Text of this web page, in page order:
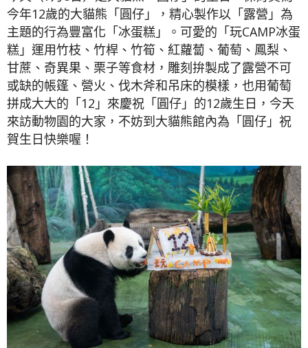
今年12歲的大貓熊「圓仔」，精心製作以「露營」為
主題的行為豐富化「冰蛋糕」。可愛的「玩CAMP冰蛋
糕」運用竹枝、竹桿、竹筍、紅蘿蔔、葡萄、鳳梨、
甘蔗、奇異果、栗子等食材，雕刻拚製成了露營不可
或缺的帳篷、營火、伐木斧和吊床的模樣，也用葡萄
拼成大大的「12」來慶祝「圓仔」的12歲生日，今天
來訪動物園的大家，不妨到大貓熊館內為「圓仔」祝
賀生日快樂喔！